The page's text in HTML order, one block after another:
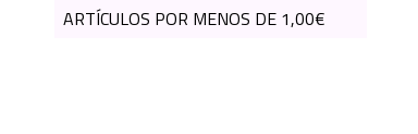
ARTÍCULOS POR MENOS DE 1,00€